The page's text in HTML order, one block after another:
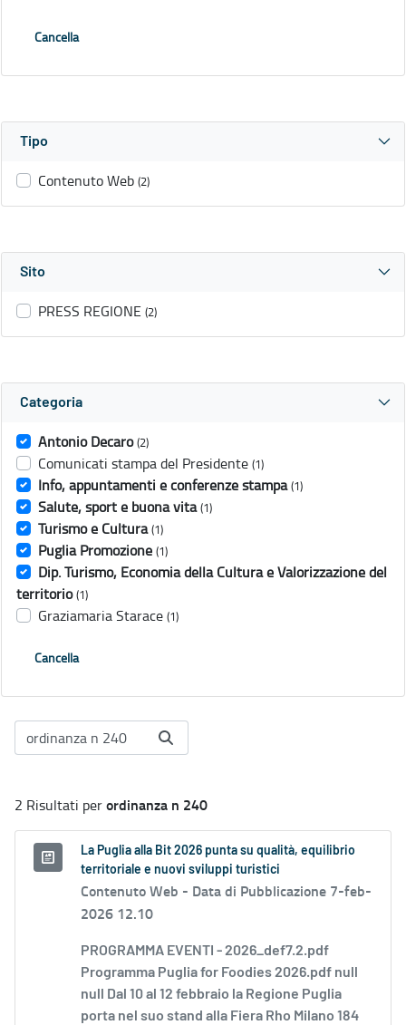
Cancella
Tipo
Contenuto Web (2)
Sito
PRESS REGIONE (2)
Categoria
Antonio Decaro (2)
Comunicati stampa del Presidente (1)
Info, appuntamenti e conferenze stampa (1)
Salute, sport e buona vita (1)
Turismo e Cultura (1)
Puglia Promozione (1)
Dip. Turismo, Economia della Cultura e Valorizzazione del
territorio (1)
Graziamaria Starace (1)
Cancella
2 Risultati perordinanza n 240
La Puglia alla Bit 2026 punta su qualità, equilibrio
territoriale e nuovi sviluppi turistici
Contenuto Web - Data di Pubblicazione 7-feb-
2026 12.10
PROGRAMMA EVENTI - 2026_def7.2.pdf
Programma Puglia for Foodies 2026.pdf null
null Dal 10 al 12 febbraio la Regione Puglia
porta nel suo stand alla Fiera Rho Milano 184